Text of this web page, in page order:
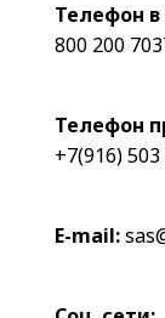
Телефон в
800 200
Телефон
+7(916)
E-mail: